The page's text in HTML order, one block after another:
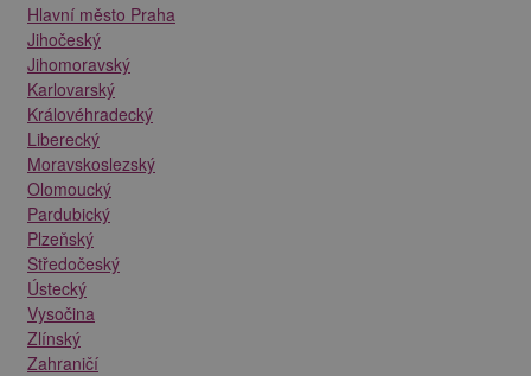
Hlavní město Praha
Jihočeský
Jihomoravský
Karlovarský
Královéhradecký
Liberecký
Moravskoslezský
Olomoucký
Pardubický
Plzeňský
Středočeský
Ústecký
Vysočina
Zlínský
Zahraničí